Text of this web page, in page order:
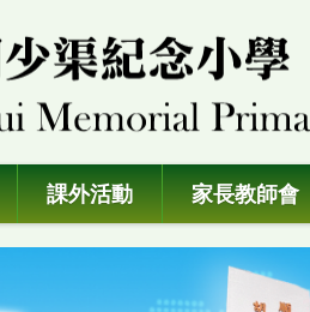
課外活動 家長教師會